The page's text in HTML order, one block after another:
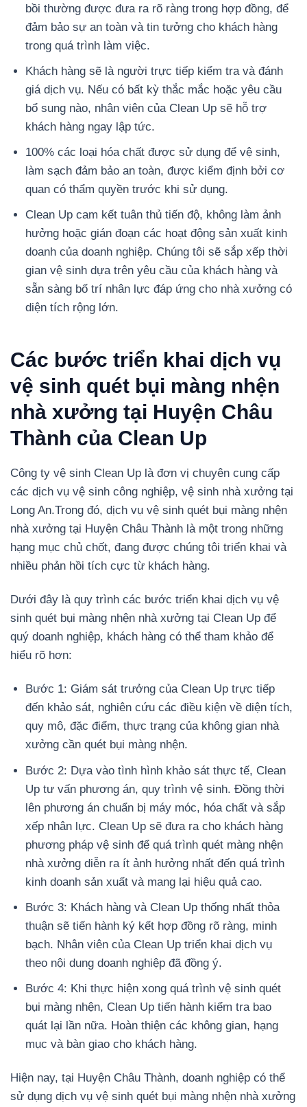
bồi thường được đưa ra rõ ràng trong hợp đồng, để
đảm bảo sự an toàn và tin tưởng cho khách hàng
trong quá trình làm việc.
Khách hàng sẽ là người trực tiếp kiểm tra và đánh
giá dịch vụ. Nếu có bất kỳ thắc mắc hoặc yêu cầu
bổ sung nào, nhân viên của Clean Up sẽ hỗ trợ
khách hàng ngay lập tức.
100% các loại hóa chất được sử dụng để vệ sinh,
làm sạch đảm bảo an toàn, được kiểm định bởi cơ
quan có thẩm quyền trước khi sử dụng.
Clean Up cam kết tuân thủ tiến độ, không làm ảnh
hưởng hoặc gián đoạn các hoạt động sản xuất kinh
doanh của doanh nghiệp. Chúng tôi sẽ sắp xếp thời
gian vệ sinh dựa trên yêu cầu của khách hàng và
sẵn sàng bố trí nhân lực đáp ứng cho nhà xưởng có
diện tích rộng lớn.
Các bước triển khai dịch vụ
vệ sinh quét bụi màng nhện
nhà xưởng tại Huyện Châu
Thành của Clean Up
Công ty vệ sinh Clean Up là đơn vị chuyên cung cấp
các dịch vụ vệ sinh công nghiệp, vệ sinh nhà xưởng tại
Long An.Trong đó, dịch vụ vệ sinh quét bụi màng nhện
nhà xưởng tại Huyện Châu Thành là một trong những
hạng mục chủ chốt, đang được chúng tôi triển khai và
nhiều phản hồi tích cực từ khách hàng.
Dưới đây là quy trình các bước triển khai dịch vụ vệ
sinh quét bụi màng nhện nhà xưởng tại Clean Up để
quý doanh nghiệp, khách hàng có thể tham khảo để
hiểu rõ hơn:
Bước 1: Giám sát trưởng của Clean Up trực tiếp
đến khảo sát, nghiên cứu các điều kiện về diện tích,
quy mô, đặc điểm, thực trạng của không gian nhà
xưởng cần quét bụi màng nhện.
Bước 2: Dựa vào tình hình khảo sát thực tế, Clean
Up tư vấn phương án, quy trình vệ sinh. Đồng thời
lên phương án chuẩn bị máy móc, hóa chất và sắp
xếp nhân lực. Clean Up sẽ đưa ra cho khách hàng
phương pháp vệ sinh để quá trình quét màng nhện
nhà xưởng diễn ra ít ảnh hưởng nhất đến quá trình
kinh doanh sản xuất và mang lại hiệu quả cao.
Bước 3: Khách hàng và Clean Up thống nhất thỏa
thuận sẽ tiến hành ký kết hợp đồng rõ ràng, minh
bạch. Nhân viên của Clean Up triển khai dịch vụ
theo nội dung doanh nghiệp đã đồng ý.
Bước 4: Khi thực hiện xong quá trình vệ sinh quét
bụi màng nhện, Clean Up tiến hành kiểm tra bao
quát lại lần nữa. Hoàn thiện các không gian, hạng
mục và bàn giao cho khách hàng.
Hiện nay, tại Huyện Châu Thành, doanh nghiệp có thể
sử dụng dịch vụ vệ sinh quét bụi màng nhện nhà xưởng